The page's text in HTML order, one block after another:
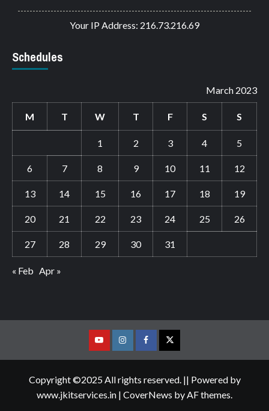
Your IP Address: 216.73.216.69
Schedules
March 2023
M T W T F S S
1 2 3 4 5
6 7 8 9 10 11 12
13 14 15 16 17 18 19
20 21 22 23 24 25 26
27 28 29 30 31
« Feb Apr »
YoutubeVimeoFacebookTwitter
Copyright ©2025 All rights reserved. || Powered by
www.jkitservices.in | CoverNews by AF themes.